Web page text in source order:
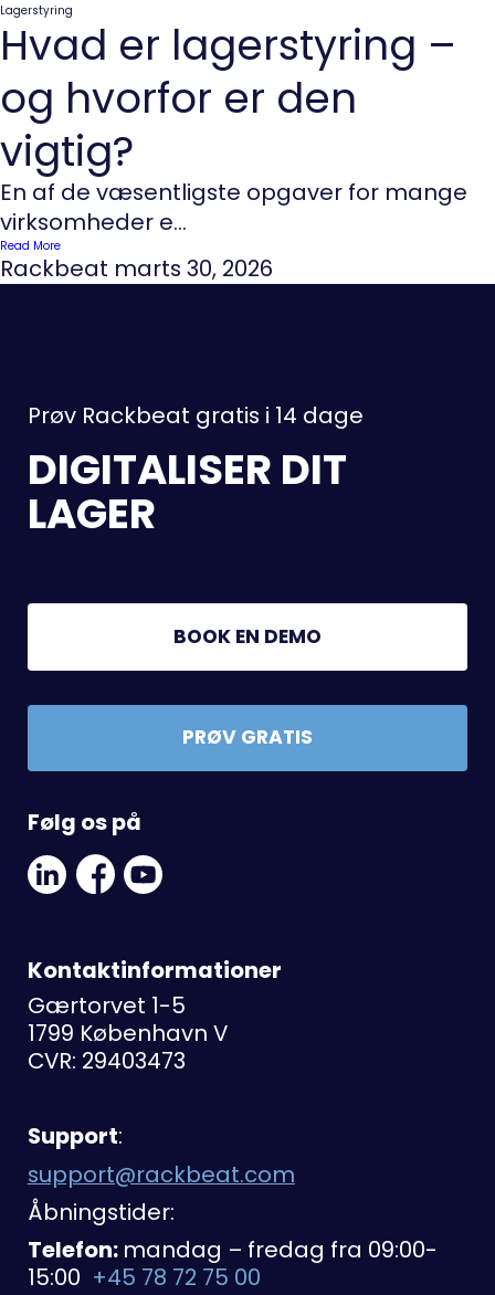
Lagerstyring
Hvad er lagerstyring –
og hvorfor er den
vigtig?
En af de væsentligste opgaver for mange
virksomheder e...
Read More
Rackbeat marts 30, 2026
Prøv Rackbeat gratis i 14 dage
DIGITALISER DIT
LAGER
BOOK EN DEMO
PRØV GRATIS
Følg os på
Linkedin
Social
Link
Facebook
Social
Link
Youtube
Link
Kontaktinformationer
Gærtorvet 1-5
1799 København V
CVR: 29403473
Support:
support@rackbeat.com
Åbningstider:
Telefon: mandag – fredag fra 09:00-
15:00 +45 78 72 75 00